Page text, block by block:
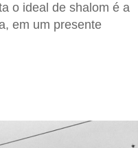
o ideal de shalom é a
em um presente